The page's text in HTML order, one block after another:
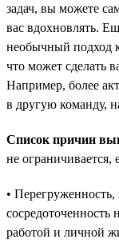
задач, вы можете
вас вдохновлять.
необычный подход
что может сделать
Например, более
в другую команду,
Список причин
не ограничивается,
•
сосредоточенность
работой и личной